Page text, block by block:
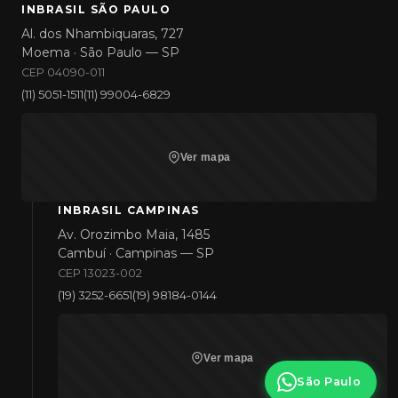
INBRASIL SÃO PAULO
Al. dos Nhambiquaras, 727
Moema · São Paulo — SP
CEP 04090-011
(11) 5051-1511(11) 99004-6829
Ver mapa
INBRASIL CAMPINAS
Av. Orozimbo Maia, 1485
Cambuí · Campinas — SP
CEP 13023-002
(19) 3252-6651(19) 98184-0144
Ver mapa
São Paulo